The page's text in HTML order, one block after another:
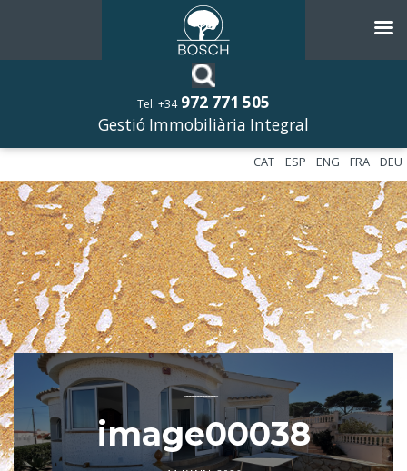
Tel. +34 972 771 505
Gestió Immobiliària Integral
DEU
FRA
ENG
ESP
CAT
––––––––––––
image00038